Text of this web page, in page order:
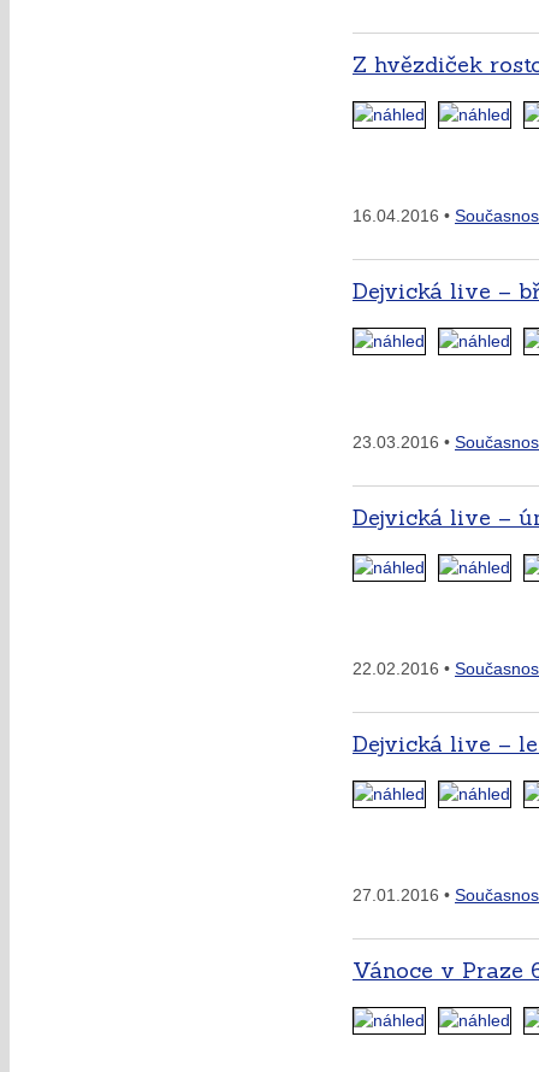
Z hvězdiček
16.04.2016 •
Dejvická live –
23.03.2016 •
Dejvická live –
22.02.2016 •
Dejvická live –
27.01.2016 •
Vánoce v Praze